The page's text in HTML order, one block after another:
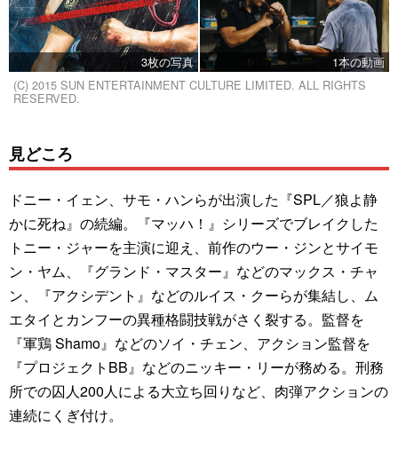
3枚の写真
1本の動画
(C) 2015 SUN ENTERTAINMENT CULTURE LIMITED. ALL RIGHTS
RESERVED.
見どころ
ドニー・イェン、サモ・ハンらが出演した『SPL／狼よ静
かに死ね』の続編。『マッハ！』シリーズでブレイクした
トニー・ジャーを主演に迎え、前作のウー・ジンとサイモ
ン・ヤム、『グランド・マスター』などのマックス・チャ
ン、『アクシデント』などのルイス・クーらが集結し、ム
エタイとカンフーの異種格闘技戦がさく裂する。監督を
『軍鶏 Shamo』などのソイ・チェン、アクション監督を
『プロジェクトBB』などのニッキー・リーが務める。刑務
所での囚人200人による大立ち回りなど、肉弾アクションの
連続にくぎ付け。